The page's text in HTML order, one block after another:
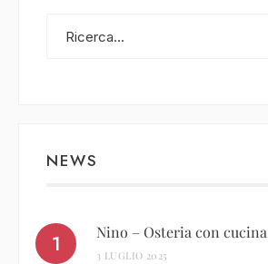
NEWS
Nino – Osteria con cucina
3 LUGLIO 2025